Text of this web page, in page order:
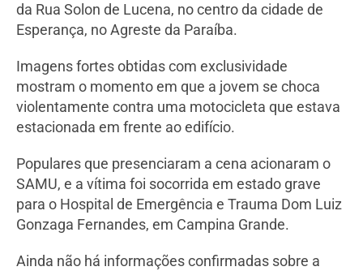
da Rua Solon de Lucena, no centro da cidade de
Esperança, no Agreste da Paraíba.
Imagens fortes obtidas com exclusividade
mostram o momento em que a jovem se choca
violentamente contra uma motocicleta que estava
estacionada em frente ao edifício.
Populares que presenciaram a cena acionaram o
SAMU, e a vítima foi socorrida em estado grave
para o Hospital de Emergência e Trauma Dom Luiz
Gonzaga Fernandes, em Campina Grande.
Ainda não há informações confirmadas sobre a